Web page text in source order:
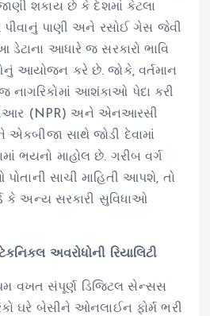
શકાય છે કે દેશમાં કેટલા
પીવાનું પાણી અને રસોઈ ગેસ જેવી
ડેટાના આધારે જ સરકારો ભાવિ
આયોજન કરે છે. જોકે, વર્તમાન
નાગરિકોમાં આશંકાઓ પેદા કરી
(NPR) અને એનઆરસી
એકબીજા સાથે જોડી દેવામાં
ભયનો માહોલ છે. ગરીબ વર્ગ
સાચી માહિતી આપશે, તો
કે અન્ય સરકારી સુવિધાઓ
અવરોધોની રિયાલિટી
વખત સંપૂર્ણ ડિજિટલ સેન્સસ
ઘરે બેસીને ઓનલાઈન ફોર્મ ભરી